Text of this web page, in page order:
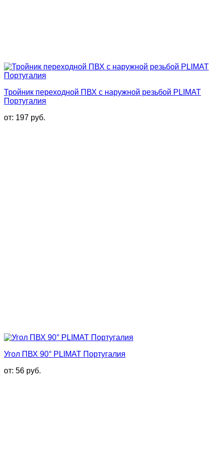
Тройник переходной ПВХ с наружной резьбой PLIMAT
Португалия
от: 197 руб.
Угол ПВХ 90° PLIMAT Португалия
от: 56 руб.